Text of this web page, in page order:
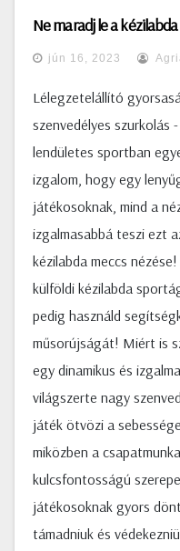
Ne maradj le a
jún 16, 2023
Lélegzetelállító
szenvedélyes szurkolás
lendületes sportban
izgalom, hogy egy
játékosoknak, mind a
izgalmasabbá teszi ezt
kézilabda meccs
külföldi kézilabda
pedig használd
műsorújságát! Miért is
egy dinamikus és
világszerte nagy
játék ötvözi a
miközben a
kulcsfontosságú
játékosoknak gyors
támadniuk és